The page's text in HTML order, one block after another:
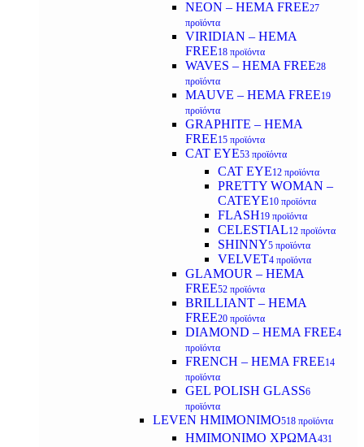
NEON – HEMA FREE27
προϊόντα
VIRIDIAN – HEMA
FREE18 προϊόντα
WAVES – HEMA FREE28
προϊόντα
MAUVE – HEMA FREE19
προϊόντα
GRAPHITE – HEMA
FREE15 προϊόντα
CAT EYE53 προϊόντα
CAT EYE12 προϊόντα
PRETTY WOMAN –
CATEYE10 προϊόντα
FLASH19 προϊόντα
CELESTIAL12 προϊόντα
SHINNY5 προϊόντα
VELVET4 προϊόντα
GLAMOUR – HEMA
FREE52 προϊόντα
BRILLIANT – HEMA
FREE20 προϊόντα
DIAMOND – HEMA FREE4
προϊόντα
FRENCH – HEMA FREE14
προϊόντα
GEL POLISH GLASS6
προϊόντα
LEVEN ΗΜΙΜΟΝΙΜΟ518 προϊόντα
ΗΜΙΜΟΝΙΜΟ ΧΡΩΜΑ431